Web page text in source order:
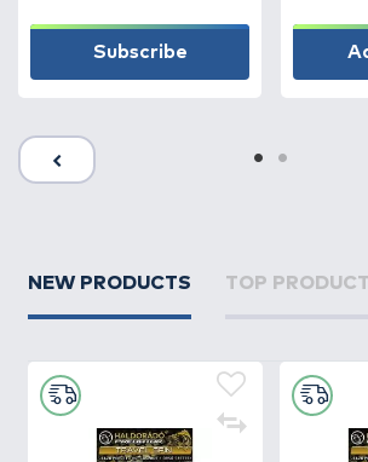
Subscribe
NEW PRODUCTS TOP